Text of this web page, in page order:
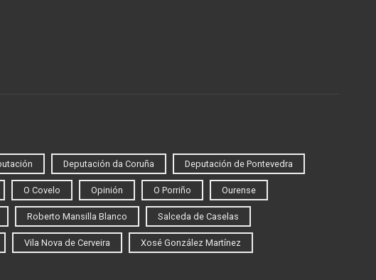
Deputación da Coruña Deputación de Pontevedra
O Covelo Opinión O Porriño Ourense
Roberto Mansilla Blanco Salceda de Caselas
Vila Nova de Cerveira Xosé González Martínez